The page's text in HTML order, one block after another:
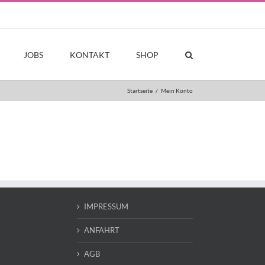
JOBS KONTAKT SHOP
Startseite / Mein Konto
IMPRESSUM
ANFAHRT
AGB